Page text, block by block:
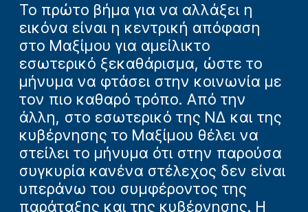
Το πρώτο βήμα για να αλλάξει η
εικόνα είναι η κεντρική απόφαση
στο Μαξίμου για αμείλικτο
εσωτερικό ξεκαθάρισμα, ώστε το
μήνυμα να φτάσει στην κοινωνία με
τον πιο καθαρό τρόπο. Από την
άλλη, στο εσωτερικό της ΝΔ και της
κυβέρνησης το Μαξίμου θέλει να
στείλει το μήνυμα ότι στην παρούσα
συγκυρία κανένα στέλεχος δεν είναι
υπεράνω του συμφέροντος της
παράταξης και της κυβέρνησης. Η